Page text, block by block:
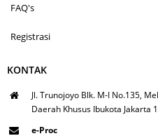
FAQ's
Registrasi
KONTAK
Jl. Trunojoyo Blk. M-I No.135,
Daerah Khusus Ibukota Jakarta
e-Proc